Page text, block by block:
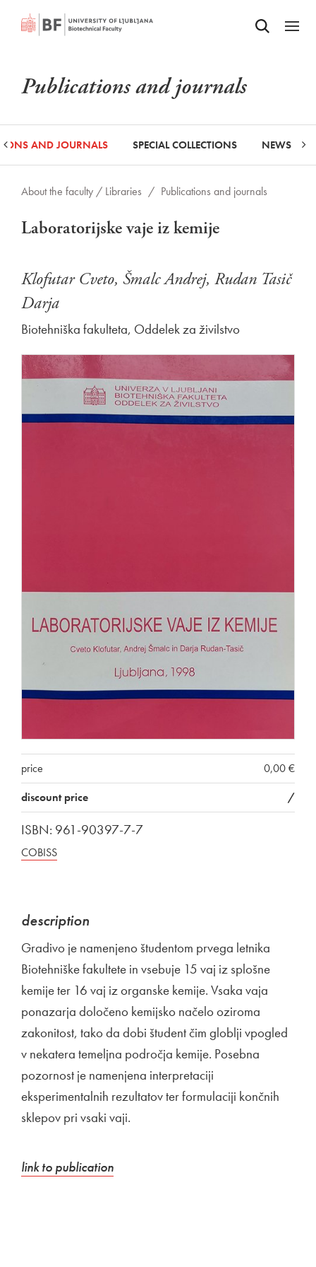
SKIP TO MAIN CONTENTOdpri iskalnik
Odpri
Publications and journals
AND JOURNALS SPECIAL COLLECTIONS NEWS
About the faculty / Libraries / Publications and journals
Laboratorijske vaje iz kemije
Klofutar Cveto, Šmalc Andrej, Rudan Tasič
Darja
Biotehniška fakulteta, Oddelek za živilstvo
price
0,00 €
discount price
/
ISBN: 961-90397-7-7
COBISS
description
Gradivo je namenjeno študentom prvega letnika
Biotehniške fakultete in vsebuje 15 vaj iz splošne
kemije ter 16 vaj iz organske kemije. Vsaka vaja
ponazarja določeno kemijsko načelo oziroma
zakonitost, tako da dobi študent čim globlji vpogled
v nekatera temeljna področja kemije. Posebna
pozornost je namenjena interpretaciji
eksperimentalnih rezultatov ter formulaciji končnih
sklepov pri vsaki vaji.
External link to
link to publication